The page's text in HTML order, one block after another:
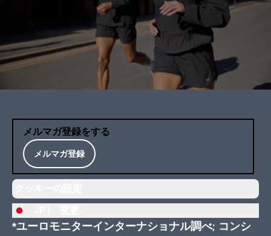
メルマガ登録をする
メルマガ登録
*ユーロモニターインターナショナル調べ; コンシ